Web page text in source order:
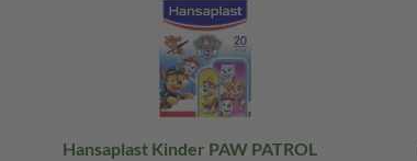
Hansaplast Kinder PAW PATROL